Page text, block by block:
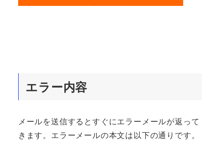
エラー内容
メールを送信するとすぐにエラーメールが返って
きます。エラーメールの本文は以下の通りです。